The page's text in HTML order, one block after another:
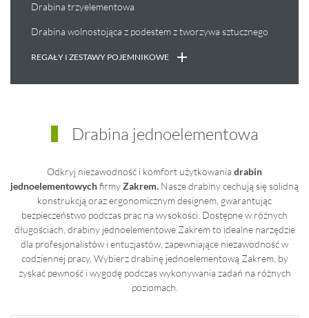
Drabina trzyelementowa
Drabina wolnostojąca z podestem z tworzywa sztucznego
REGAŁY I ZESTAWY POJEMNIKOWE
Drabina jednoelementowa
Odkryj niezawodność i komfort użytkowania drabin
jednoelementowychfirmyZakrem. Nasze drabiny cechują się solidną
konstrukcją oraz ergonomicznym designem, gwarantując
bezpieczeństwo podczas prac na wysokości. Dostępne w różnych
długościach, drabiny jednoelementowe Zakrem to idealne narzędzie
dla profesjonalistów i entuzjastów, zapewniające niezawodność w
codziennej pracy. Wybierz drabinę jednoelementową Zakrem, by
zyskać pewność i wygodę podczas wykonywania zadań na różnych
poziomach.